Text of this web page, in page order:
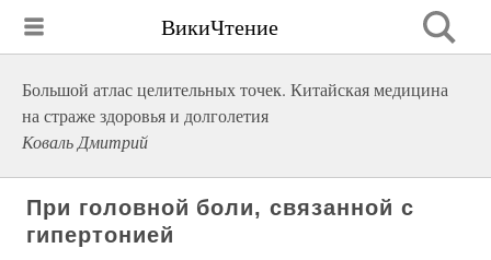
ВикиЧтение
Большой атлас целительных точек. Китайская медицина
на страже здоровья и долголетия
Коваль Дмитрий
При головной боли, связанной с
гипертонией